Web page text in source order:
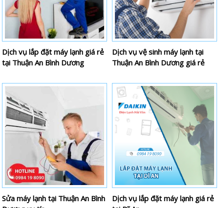
Dịch vụ lắp đặt máy lạnh giá rẻ
tại Thuận An Bình Dương
Dịch vụ vệ sinh máy lạnh tại
Thuận An Bình Dương giá rẻ
Sửa máy lạnh tại Thuận An Bình
Dịch vụ lắp đặt máy lạnh giá rẻ